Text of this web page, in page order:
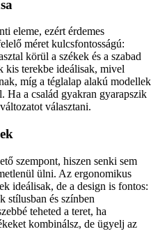
eleme, ezért érdemes
méret kulcsfontosságú:
körül a székek és a szabad
kis terekbe ideálisak, mivel
míg a téglalap alakú modellek
Ha a család gyakran gyarapszik
választani.
szempont, hiszen senki sem
ülni. Az ergonomikus
ideálisak, de a design is fontos:
stílusban és színben
teheted a teret, ha
kombinálsz, de ügyelj az